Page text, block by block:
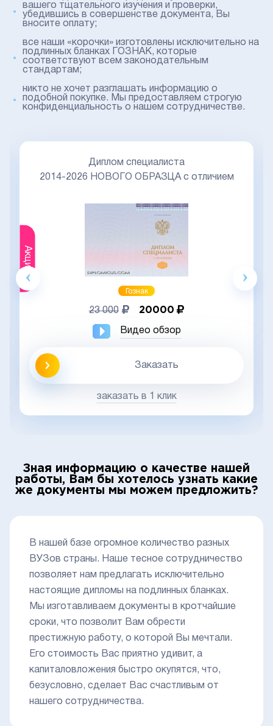
вашего тщательного изучения и проверки,
убедившись в совершенстве документа, Вы
вносите оплату;
все наши «корочки» изготовлены исключительно на
подлинных бланках ГОЗНАК, которые
соответствуют всем законодательным
стандартам;
никто не хочет разглашать информацию о
подобной покупке. Мы предоставляем строгую
конфиденциальность о нашем сотрудничестве.
Акция
Диплом специалиста
2014-2026 НОВОГО ОБРАЗЦА с отличием
Гознак
23 000 20000
Видео обзор
Заказать
заказать в 1 клик
Зная информацию о качестве нашей
работы, Вам бы хотелось узнать какие
же документы мы можем предложить?
В нашей базе огромное количество разных
ВУЗов страны. Наше тесное сотрудничество
позволяет нам предлагать исключительно
настоящие дипломы на подлинных бланках.
Мы изготавливаем документы в кротчайшие
сроки, что позволит Вам обрести
престижную работу, о которой Вы мечтали.
Его стоимость Вас приятно удивит, а
капиталовложения быстро окупятся, что,
безусловно, сделает Вас счастливым от
нашего сотрудничества.